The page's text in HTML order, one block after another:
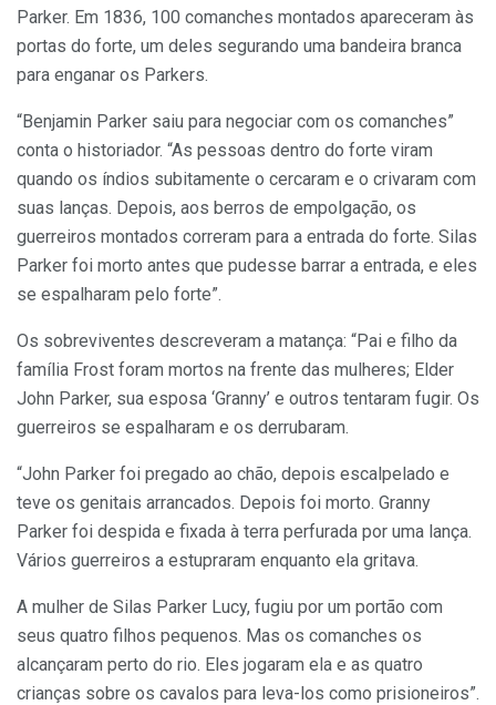
Parker. Em 1836, 100 comanches montados apareceram às
portas do forte, um deles segurando uma bandeira branca
para enganar os Parkers.
“Benjamin Parker saiu para negociar com os comanches”
conta o historiador. “As pessoas dentro do forte viram
quando os índios subitamente o cercaram e o crivaram com
suas lanças. Depois, aos berros de empolgação, os
guerreiros montados correram para a entrada do forte. Silas
Parker foi morto antes que pudesse barrar a entrada, e eles
se espalharam pelo forte”.
Os sobreviventes descreveram a matança: “Pai e filho da
família Frost foram mortos na frente das mulheres; Elder
John Parker, sua esposa ‘Granny’ e outros tentaram fugir. Os
guerreiros se espalharam e os derrubaram.
“John Parker foi pregado ao chão, depois escalpelado e
teve os genitais arrancados. Depois foi morto. Granny
Parker foi despida e fixada à terra perfurada por uma lança.
Vários guerreiros a estupraram enquanto ela gritava.
A mulher de Silas Parker Lucy, fugiu por um portão com
seus quatro filhos pequenos. Mas os comanches os
alcançaram perto do rio. Eles jogaram ela e as quatro
crianças sobre os cavalos para leva-los como prisioneiros”.